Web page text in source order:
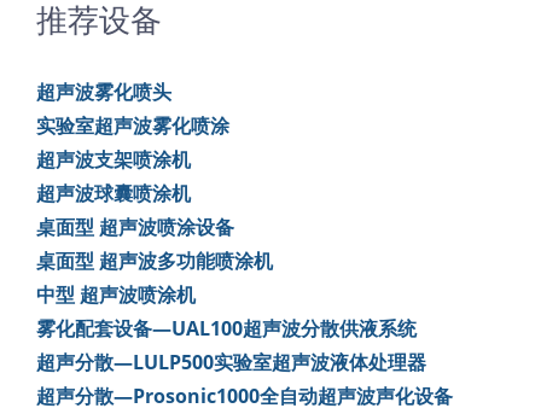
推荐设备
超声波雾化喷头
实验室超声波雾化喷涂
超声波支架喷涂机
超声波球囊喷涂机
桌面型 超声波喷涂设备
桌面型 超声波多功能喷涂机
中型 超声波喷涂机
雾化配套设备—UAL100超声波分散供液系统
超声分散—LULP500实验室超声波液体处理器
超声分散—Prosonic1000全自动超声波声化设备